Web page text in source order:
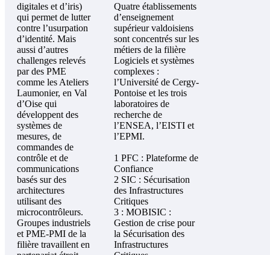
digitales et d’iris)
qui permet de lutter
contre l’usurpation
d’identité. Mais
aussi d’autres
challenges relevés
par des PME
comme les Ateliers
Laumonier, en Val
d’Oise qui
développent des
systèmes de
mesures, de
commandes de
contrôle et de
communications
basés sur des
architectures
utilisant des
microcontrôleurs.
Groupes industriels
et PME-PMI de la
filière travaillent en
Quatre établissements
d’enseignement
supérieur valdoisiens
sont concentrés sur les
métiers de la filière
Logiciels et systèmes
complexes :
l’Université de Cergy-
Pontoise et les trois
laboratoires de
recherche de
l’ENSEA, l’EISTI et
l’EPMI.
1 PFC : Plateforme de
Confiance
2 SIC : Sécurisation
des Infrastructures
Critiques
3 : MOBISIC :
Gestion de crise pour
la Sécurisation des
Infrastructures